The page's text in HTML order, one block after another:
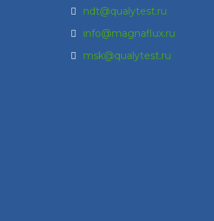
ndt@qualytest.ru
info@magnaflux.ru
msk@qualytest.ru